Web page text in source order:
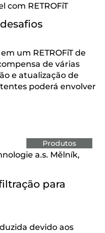
com RETROFiT
um RETROFiT de
de várias
e atualização de
poderá envolver
Produtos
a.s. Mělník,
para
devido aos